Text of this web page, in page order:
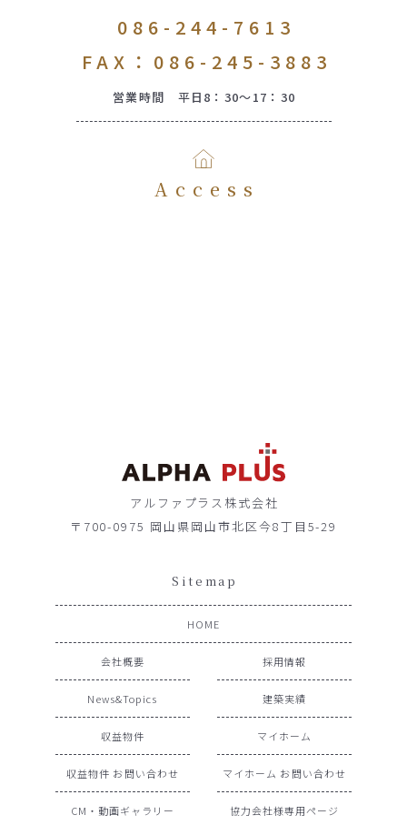
086-244-7613
FAX：086-245-3883
営業時間 平日8：30～17：30
Access
アルファプラス株式会社
〒700-0975 岡山県岡山市北区今8丁目5-29
Sitemap
HOME
会社概要 採用情報
News&Topics 建築実績
収益物件 マイホーム
収益物件 お問い合わせ マイホーム お問い合わせ
CM・動画ギャラリー 協力会社様専用ページ